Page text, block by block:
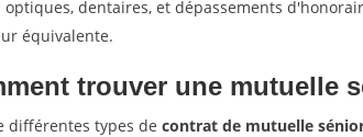
dentaires, et dépassements
équivalente.
trouver une mutuelle
différentes types de contrat de mutuelle